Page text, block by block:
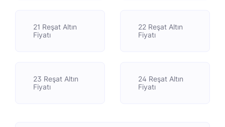
21 Reşat Altın
Fiyatı
22 Reşat Altın
Fiyatı
23 Reşat Altın
Fiyatı
24 Reşat Altın
Fiyatı